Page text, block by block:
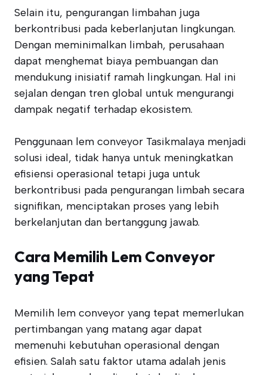
Selain itu, pengurangan limbahan juga
berkontribusi pada keberlanjutan lingkungan.
Dengan meminimalkan limbah, perusahaan
dapat menghemat biaya pembuangan dan
mendukung inisiatif ramah lingkungan. Hal ini
sejalan dengan tren global untuk mengurangi
dampak negatif terhadap ekosistem.
Penggunaan lem conveyor Tasikmalaya menjadi
solusi ideal, tidak hanya untuk meningkatkan
efisiensi operasional tetapi juga untuk
berkontribusi pada pengurangan limbah secara
signifikan, menciptakan proses yang lebih
berkelanjutan dan bertanggung jawab.
Cara Memilih Lem Conveyor
yang Tepat
Memilih lem conveyor yang tepat memerlukan
pertimbangan yang matang agar dapat
memenuhi kebutuhan operasional dengan
efisien. Salah satu faktor utama adalah jenis